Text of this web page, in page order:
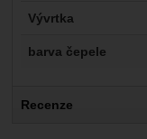
Vývrtka
barva čepele
Recenze